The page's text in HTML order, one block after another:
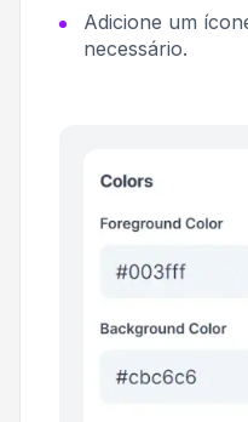
Adicione um
necessário.